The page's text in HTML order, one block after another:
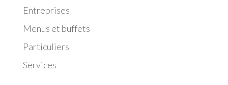
Entreprises
Menus et buffets
Particuliers
Services